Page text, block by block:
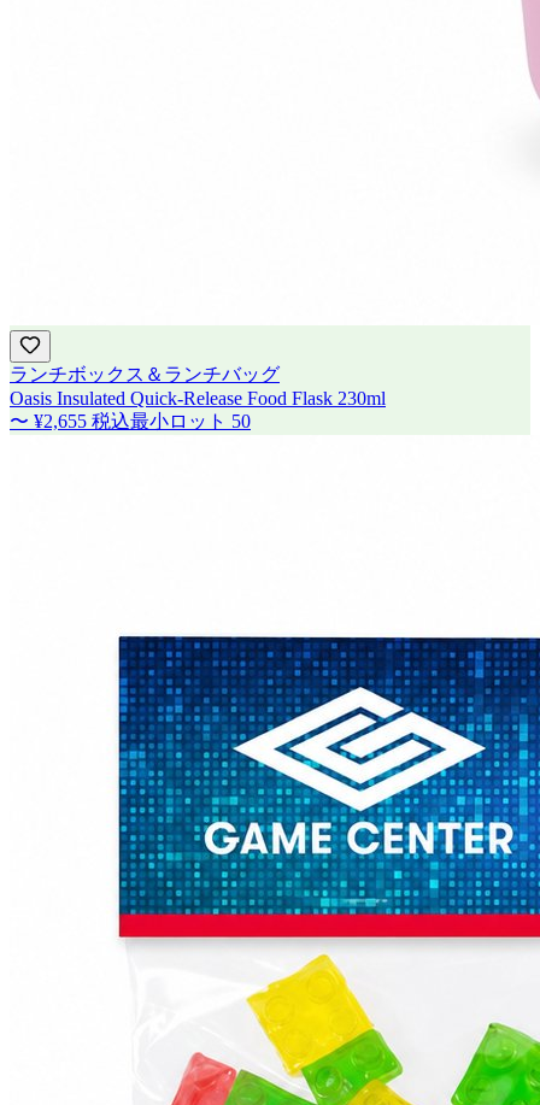
ランチボックス＆ランチバッグ
Oasis Insulated Quick-Release Food Flask 230ml
〜 ¥2,655 税込最小ロット 50